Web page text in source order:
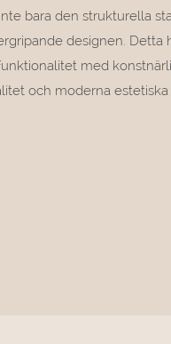
bara den strukturella
designen.
med
och moderna estetiska